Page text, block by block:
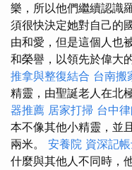
樂，所以他們繼續認識
須很快決定她對自己的
由和愛，但是這個人也
和榮譽，以領先於偉大
推拿與整復結合 台南搬
精靈，由聖誕老人在北
器推薦 居家打掃 台中
本不像其他小精靈，並
兩米。 安養院 資深記
什麼與其他人不同時，